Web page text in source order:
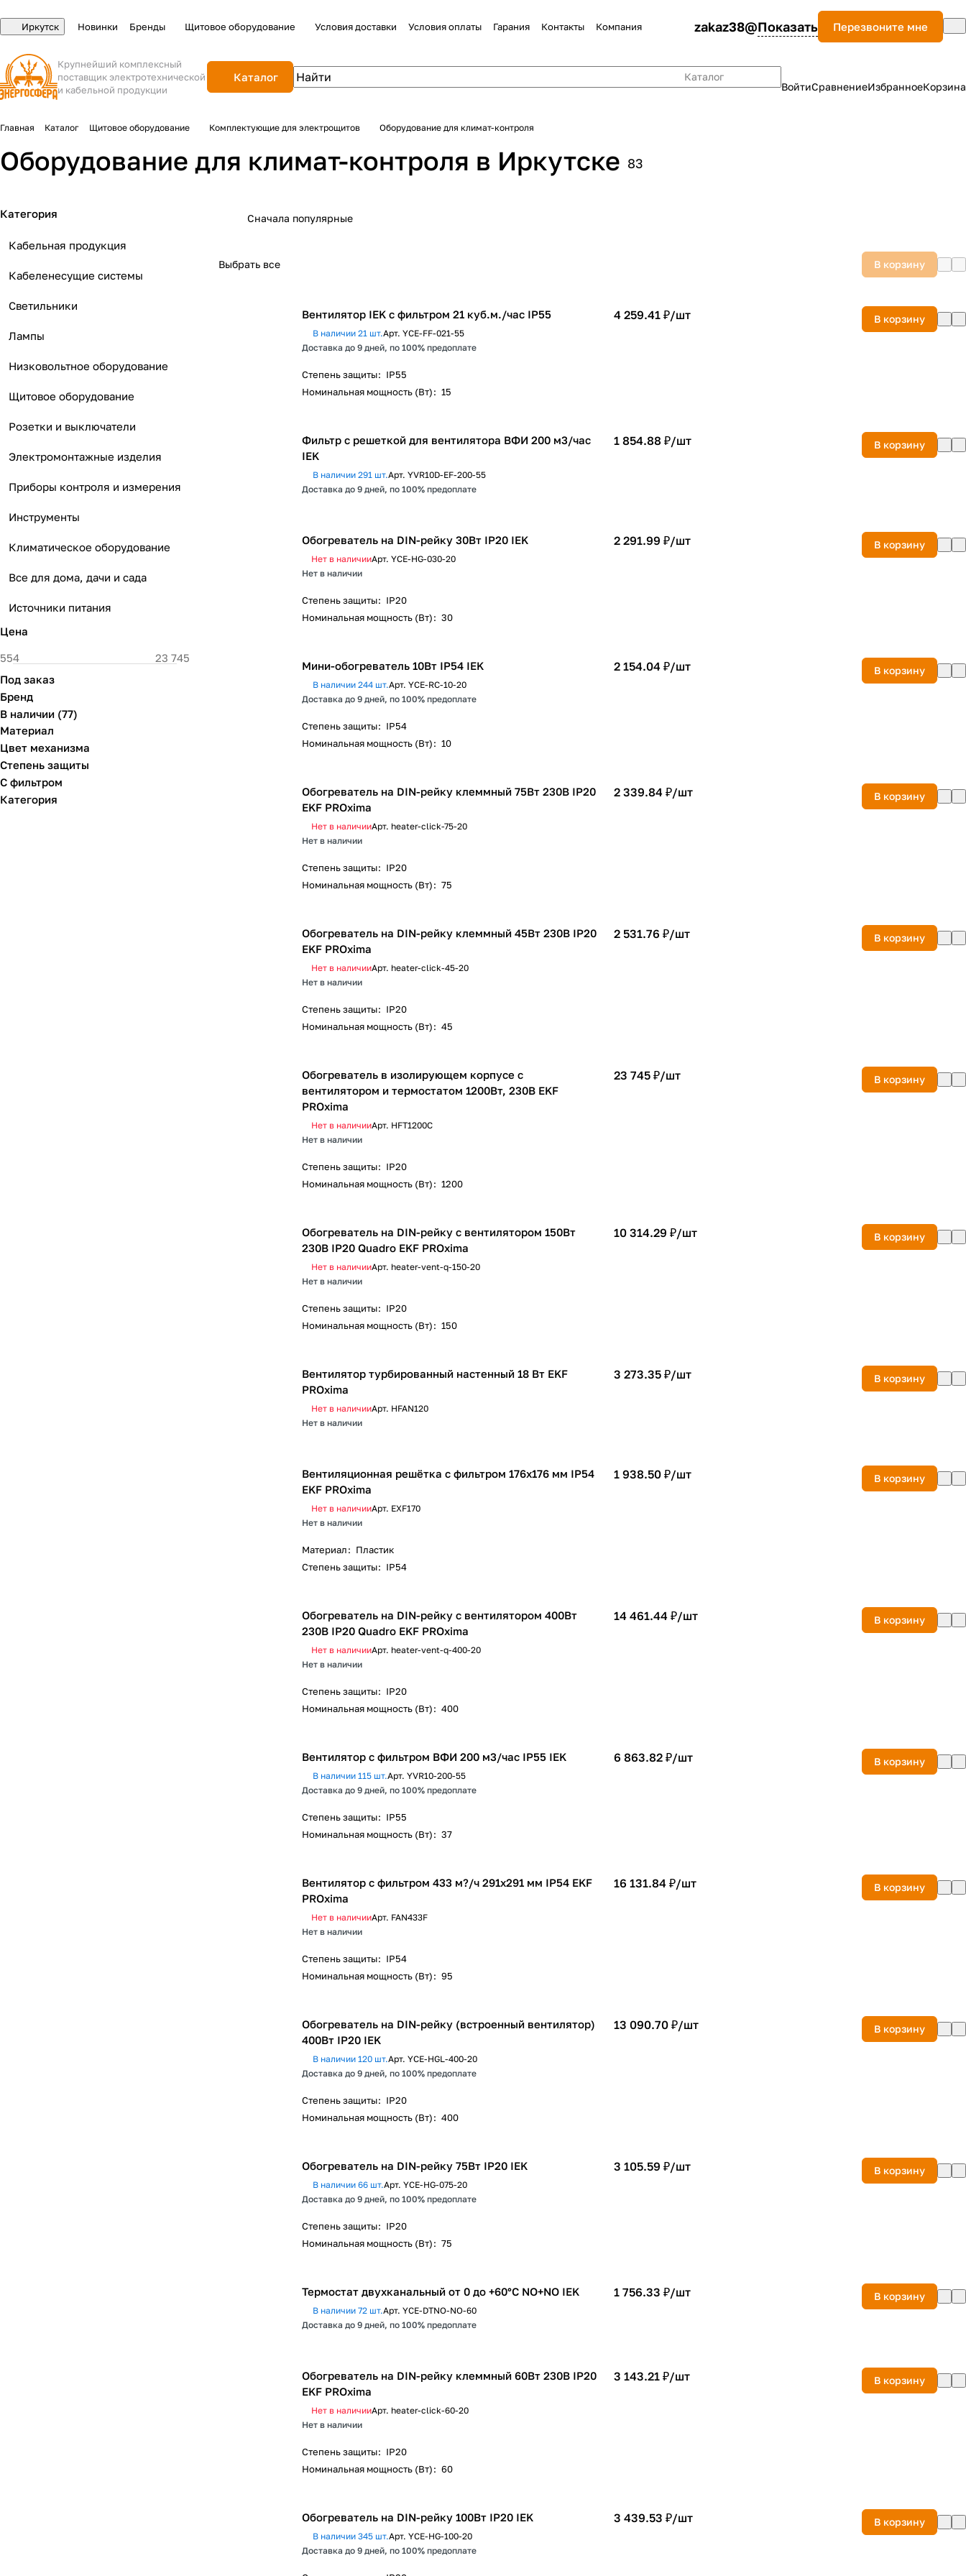
Иркутск Новинки Бренды Щитовое оборудование Условия доставки Условия оплаты Гарания Контакты Компания zakaz38@Показать Перезвоните мне
Крупнейший комплексный
поставщик электротехнической
и кабельной продукции
Каталог
Каталог
ВойтиСравнениеИзбранноеКорзина
Главная Каталог Щитовое оборудование Комплектующие для электрощитов Оборудование для климат-контроля
Оборудование для климат-контроля в Иркутске 83
Сначала популярные
Выбрать все В корзину
Вентилятор IEK с фильтром 21 куб.м./час IP55
В наличии 21 шт.Арт. YCE-FF-021-55
Доставка до 9 дней, по 100% предоплате
4 259.41 ₽/шт В корзину
Степень защиты: IP55
Номинальная мощность (Вт): 15
Фильтр c решеткой для вентилятора ВФИ 200 м3/час
IEK
В наличии 291 шт.Арт. YVR10D-EF-200-55
Доставка до 9 дней, по 100% предоплате
1 854.88 ₽/шт В корзину
Обогреватель на DIN-рейку 30Вт IP20 IEK
Нет в наличииАрт. YCE-HG-030-20
Нет в наличии
2 291.99 ₽/шт В корзину
Степень защиты: IP20
Номинальная мощность (Вт): 30
Мини-обогреватель 10Вт IP54 IEK
В наличии 244 шт.Арт. YCE-RC-10-20
Доставка до 9 дней, по 100% предоплате
2 154.04 ₽/шт В корзину
Степень защиты: IP54
Номинальная мощность (Вт): 10
Обогреватель на DIN-рейку клеммный 75Вт 230В IP20
EKF PROxima
Нет в наличииАрт. heater-click-75-20
Нет в наличии
2 339.84 ₽/шт В корзину
Степень защиты: IP20
Номинальная мощность (Вт): 75
Обогреватель на DIN-рейку клеммный 45Вт 230В IP20
EKF PROxima
Нет в наличииАрт. heater-click-45-20
Нет в наличии
2 531.76 ₽/шт В корзину
Степень защиты: IP20
Номинальная мощность (Вт): 45
Обогреватель в изолирующем корпусе с
вентилятором и термостатом 1200Вт, 230В EKF
PROxima
Нет в наличииАрт. HFT1200C
Нет в наличии
23 745 ₽/шт В корзину
Степень защиты: IP20
Номинальная мощность (Вт): 1200
Обогреватель на DIN-рейку с вентилятором 150Вт
230В IP20 Quadro EKF PROxima
Нет в наличииАрт. heater-vent-q-150-20
Нет в наличии
10 314.29 ₽/шт В корзину
Степень защиты: IP20
Номинальная мощность (Вт): 150
Вентилятор турбированный настенный 18 Вт EKF
PROxima
Нет в наличииАрт. HFAN120
Нет в наличии
3 273.35 ₽/шт В корзину
Вентиляционная решётка с фильтром 176x176 мм IP54
EKF PROxima
Нет в наличииАрт. EXF170
Нет в наличии
1 938.50 ₽/шт В корзину
Материал: Пластик
Степень защиты: IP54
Обогреватель на DIN-рейку с вентилятором 400Вт
230В IP20 Quadro EKF PROxima
Нет в наличииАрт. heater-vent-q-400-20
Нет в наличии
14 461.44 ₽/шт В корзину
Степень защиты: IP20
Номинальная мощность (Вт): 400
Вентилятор с фильтром ВФИ 200 м3/час IP55 IEK
В наличии 115 шт.Арт. YVR10-200-55
Доставка до 9 дней, по 100% предоплате
6 863.82 ₽/шт В корзину
Степень защиты: IP55
Номинальная мощность (Вт): 37
Вентилятор с фильтром 433 м?/ч 291x291 мм IP54 EKF
PROxima
Нет в наличииАрт. FAN433F
Нет в наличии
16 131.84 ₽/шт В корзину
Степень защиты: IP54
Номинальная мощность (Вт): 95
Обогреватель на DIN-рейку (встроенный вентилятор)
400Вт IP20 IEK
В наличии 120 шт.Арт. YCE-HGL-400-20
Доставка до 9 дней, по 100% предоплате
13 090.70 ₽/шт В корзину
Степень защиты: IP20
Номинальная мощность (Вт): 400
Обогреватель на DIN-рейку 75Вт IP20 IEK
В наличии 66 шт.Арт. YCE-HG-075-20
Доставка до 9 дней, по 100% предоплате
3 105.59 ₽/шт В корзину
Степень защиты: IP20
Номинальная мощность (Вт): 75
Термостат двухканальный от 0 до +60°C NO+NO IEK
В наличии 72 шт.Арт. YCE-DTNO-NO-60
Доставка до 9 дней, по 100% предоплате
1 756.33 ₽/шт В корзину
Обогреватель на DIN-рейку клеммный 60Вт 230В IP20
EKF PROxima
Нет в наличииАрт. heater-click-60-20
Нет в наличии
3 143.21 ₽/шт В корзину
Степень защиты: IP20
Номинальная мощность (Вт): 60
Обогреватель на DIN-рейку 100Вт IP20 IEK
В наличии 345 шт.Арт. YCE-HG-100-20
Доставка до 9 дней, по 100% предоплате
3 439.53 ₽/шт В корзину
Категория
Кабельная продукция
Кабеленесущие системы
Светильники
Лампы
Низковольтное оборудование
Щитовое оборудование
Розетки и выключатели
Электромонтажные изделия
Приборы контроля и измерения
Инструменты
Климатическое оборудование
Все для дома, дачи и сада
Источники питания
Цена
Под заказ
Бренд
В наличии (77)
Материал
Цвет механизма
Степень защиты
С фильтром
Категория